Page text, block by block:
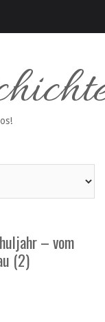
– vom
(2)